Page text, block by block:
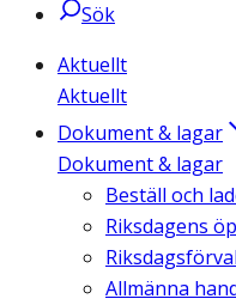
Sök
Aktuellt
Aktuellt
Dokument & lagar
Dokument & lagar
Beställ och
Riksdagens
Allmänna